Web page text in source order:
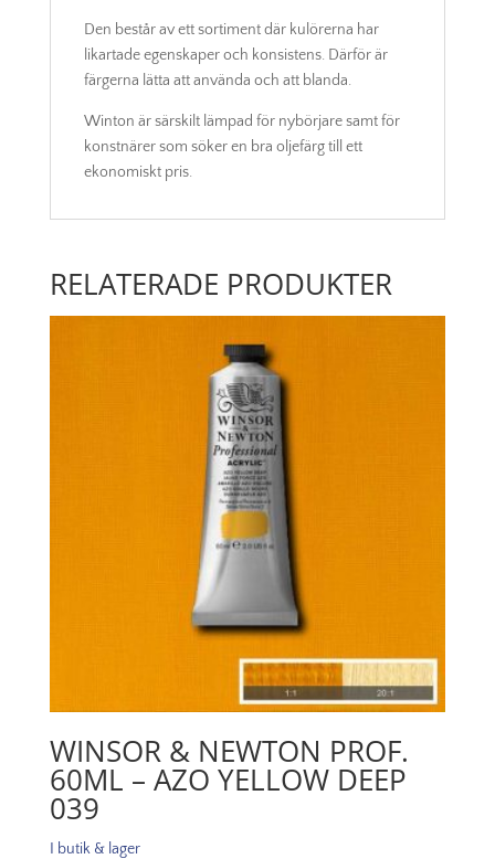
Den består av ett sortiment där kulörerna har
likartade egenskaper och konsistens. Därför är
färgerna lätta att använda och att blanda.
Winton är särskilt lämpad för nybörjare samt för
konstnärer som söker en bra oljefärg till ett
ekonomiskt pris.
RELATERADE PRODUKTER
WINSOR & NEWTON PROF.
60ML – AZO YELLOW DEEP
039
I butik & lager